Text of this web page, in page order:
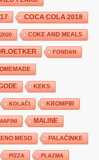
COCA COLA 2018
COKE AND MEALS
FONDAN
KEKS
KOLAČI KROMPIR
MALINE
MESO PALAČINKE
PIZZA PLAZMA